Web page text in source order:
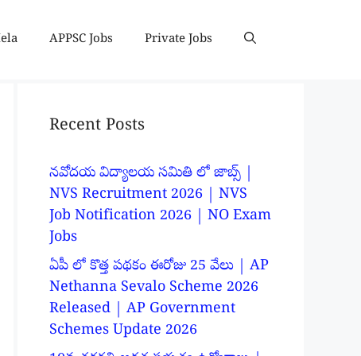
APPSC Jobs Private Jobs
Recent Posts
నవోదయ విద్యాలయ సమితి లో జాబ్స్ |
NVS Recruitment 2026 | NVS
Job Notification 2026 | NO Exam
Jobs
ఏపీ లో కొత్త పథకం ఈరోజు 25 వేలు | AP
Nethanna Sevalo Scheme 2026
Released | AP Government
Schemes Update 2026